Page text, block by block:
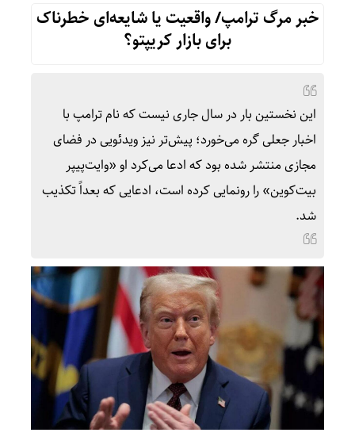
خبر مرگ ترامپ/ واقعیت یا شایعه‌ای خطرناک
برای بازار کریپتو؟
این نخستین بار در سال جاری نیست که نام ترامپ با
اخبار جعلی گره می‌خورد؛ پیش‌تر نیز ویدئویی در فضای
مجازی منتشر شده بود که ادعا می‌کرد او «وایت‌پیپر
بیت‌کوین» را رونمایی کرده است، ادعایی که بعداً تکذیب
شد.